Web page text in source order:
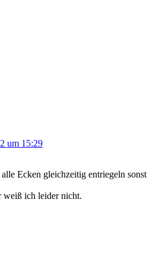
um 15:29
Ecken gleichzeitig entriegeln sonst
weiß ich leider nicht.